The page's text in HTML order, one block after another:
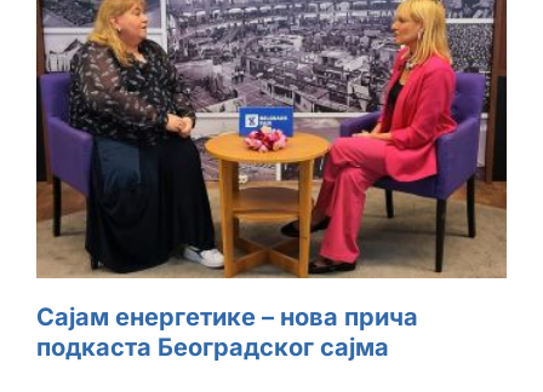
Сајам енергетике – нова прича
подкаста Београдског сајма
Сајам енергетике – нова прича
подкаста Београдског сајма